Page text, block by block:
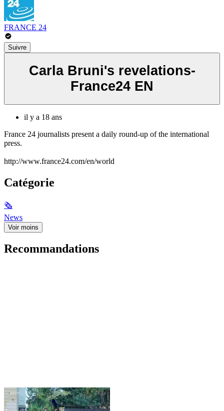
FRANCE 24
Suivre
Carla Bruni's revelations-
France24 EN
il y a 18 ans
France 24 journalists present a daily round-up of the international
press.
http://www.france24.com/en/world
Catégorie
🗞
News
Voir moins
Recommandations